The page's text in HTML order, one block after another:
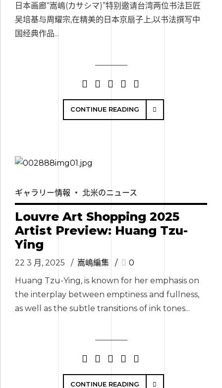
日本画廊“嵩嶋(カサシマ)”特别邀请台湾两位书法巨匠
吴培基与周耀宗,在精美的日本京扇子上,以书法撰写中
国经典作品...
CONTINUE READING
ギャラリー情報 北米のニュース
Louvre Art Shopping 2025
Artist Preview: Huang Tzu-
Ying
22 3 月, 2025 嵩嶋編集
0
Huang Tzu-Ying, is known for her emphasis on
the interplay between emptiness and fullness,
as well as the subtle transitions of ink tones...
CONTINUE READING